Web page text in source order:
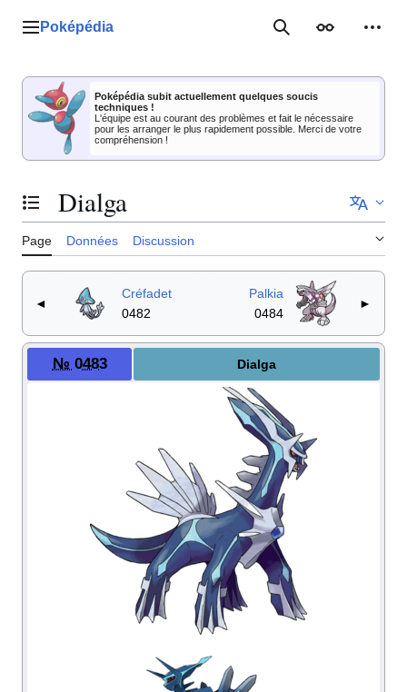
Menu principal
Poképédia RechercherApparence
Poképédia subit actuellement quelques soucis
techniques !
L'équipe est au courant des problèmes et fait le nécessaire
pour les arranger le plus rapidement possible. Merci de votre
compréhension !
Basculer la table des matières
Dialga
Page Données Discussion
◄
Créfadet
0482
Palkia
0484
►
№ 0483 Dialga